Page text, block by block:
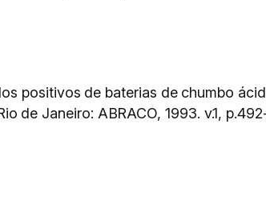
positivos de baterias de chumbo
de Janeiro: ABRACO, 1993. v.1,